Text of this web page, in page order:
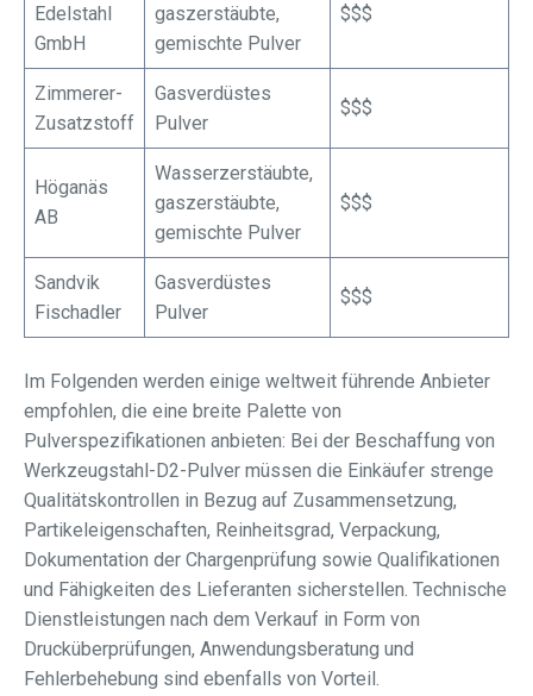
Edelstahl
GmbH
gaszerstäubte,
gemischte Pulver
$$$
Zimmerer-
Zusatzstoff
Gasverdüstes
Pulver
$$$
Höganäs
AB
Wasserzerstäubte,
gaszerstäubte,
gemischte Pulver
$$$
Sandvik
Fischadler
Gasverdüstes
Pulver
$$$
Im Folgenden werden einige weltweit führende Anbieter
empfohlen, die eine breite Palette von
Pulverspezifikationen anbieten: Bei der Beschaffung von
Werkzeugstahl-D2-Pulver müssen die Einkäufer strenge
Qualitätskontrollen in Bezug auf Zusammensetzung,
Partikeleigenschaften, Reinheitsgrad, Verpackung,
Dokumentation der Chargenprüfung sowie Qualifikationen
und Fähigkeiten des Lieferanten sicherstellen. Technische
Dienstleistungen nach dem Verkauf in Form von
Drucküberprüfungen, Anwendungsberatung und
Fehlerbehebung sind ebenfalls von Vorteil.